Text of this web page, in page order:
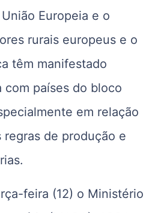
Europeia e o
rurais europeus e o
têm manifestado
com países do bloco
em relação
regras de produção e
feira (12) o Ministério